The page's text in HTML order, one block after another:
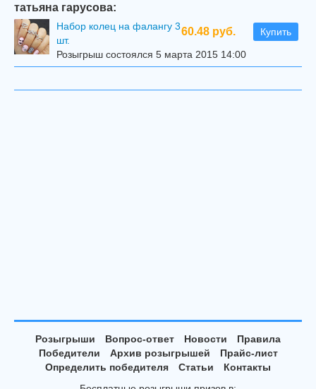
татьяна гарусова:
60.48 руб. Купить
Набор колец на фалангу 3
шт.
Розыгрыш состоялся 5 марта 2015 14:00
Розыгрыши Вопрос-ответ Новости
Правила
Победители
Архив розыгрышей
Прайс-лист
Определить победителя
Статьи
Контакты